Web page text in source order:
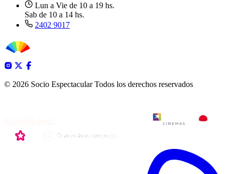
Lun a Vie de 10 a 19 hs.
Sab de 10 a 14 hs.
2402 9017
© 2026 Socio Espectacular Todos los derechos reservados